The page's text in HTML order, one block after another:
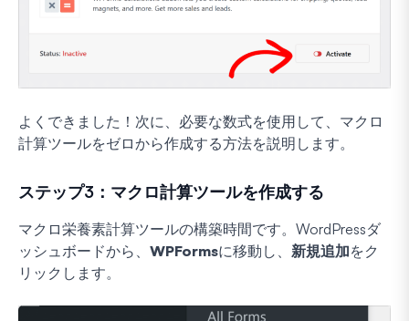
よくできました！次に、必要な数式を使用して、マクロ
計算ツールをゼロから作成する方法を説明します。
ステップ3：マクロ計算ツールを作成する
マクロ栄養素計算ツールの構築時間です。WordPressダ
ッシュボードから、 WPFormsに移動し、 新規追加をク
リックします。